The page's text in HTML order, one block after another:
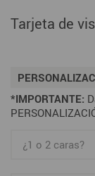
Tarjeta de
*IMPORTANTE: